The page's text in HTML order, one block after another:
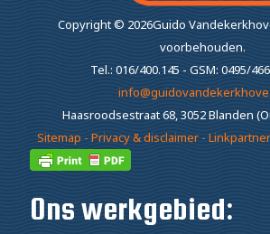
Copyright © 2026Guido
voorbehouden.
Tel.: 016/400.145 - GSM: 0495/
Haasroodsestraat 68, 3052 Blanden
Sitemap - Privacy & disclaimer-
Ons werkgebied: